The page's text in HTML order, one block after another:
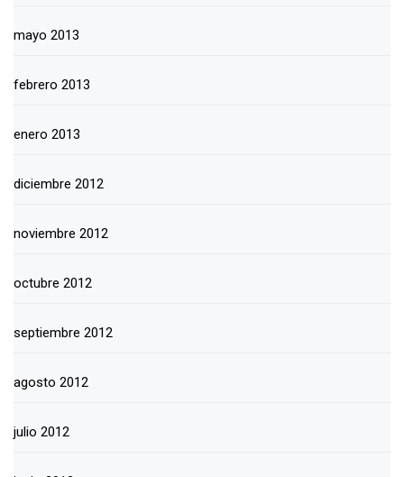
mayo 2013
febrero 2013
enero 2013
diciembre 2012
noviembre 2012
octubre 2012
septiembre 2012
agosto 2012
julio 2012